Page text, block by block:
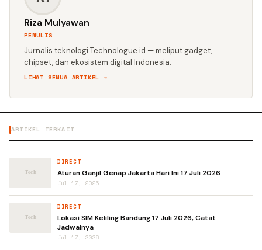
Riza Mulyawan
PENULIS
Jurnalis teknologi Technologue.id — meliput gadget,
chipset, dan ekosistem digital Indonesia.
LIHAT SEMUA ARTIKEL →
ARTIKEL TERKAIT
DIRECT
Aturan Ganjil Genap Jakarta Hari Ini 17 Juli 2026
Jul 17, 2026
DIRECT
Lokasi SIM Keliling Bandung 17 Juli 2026, Catat
Jadwalnya
Jul 17, 2026